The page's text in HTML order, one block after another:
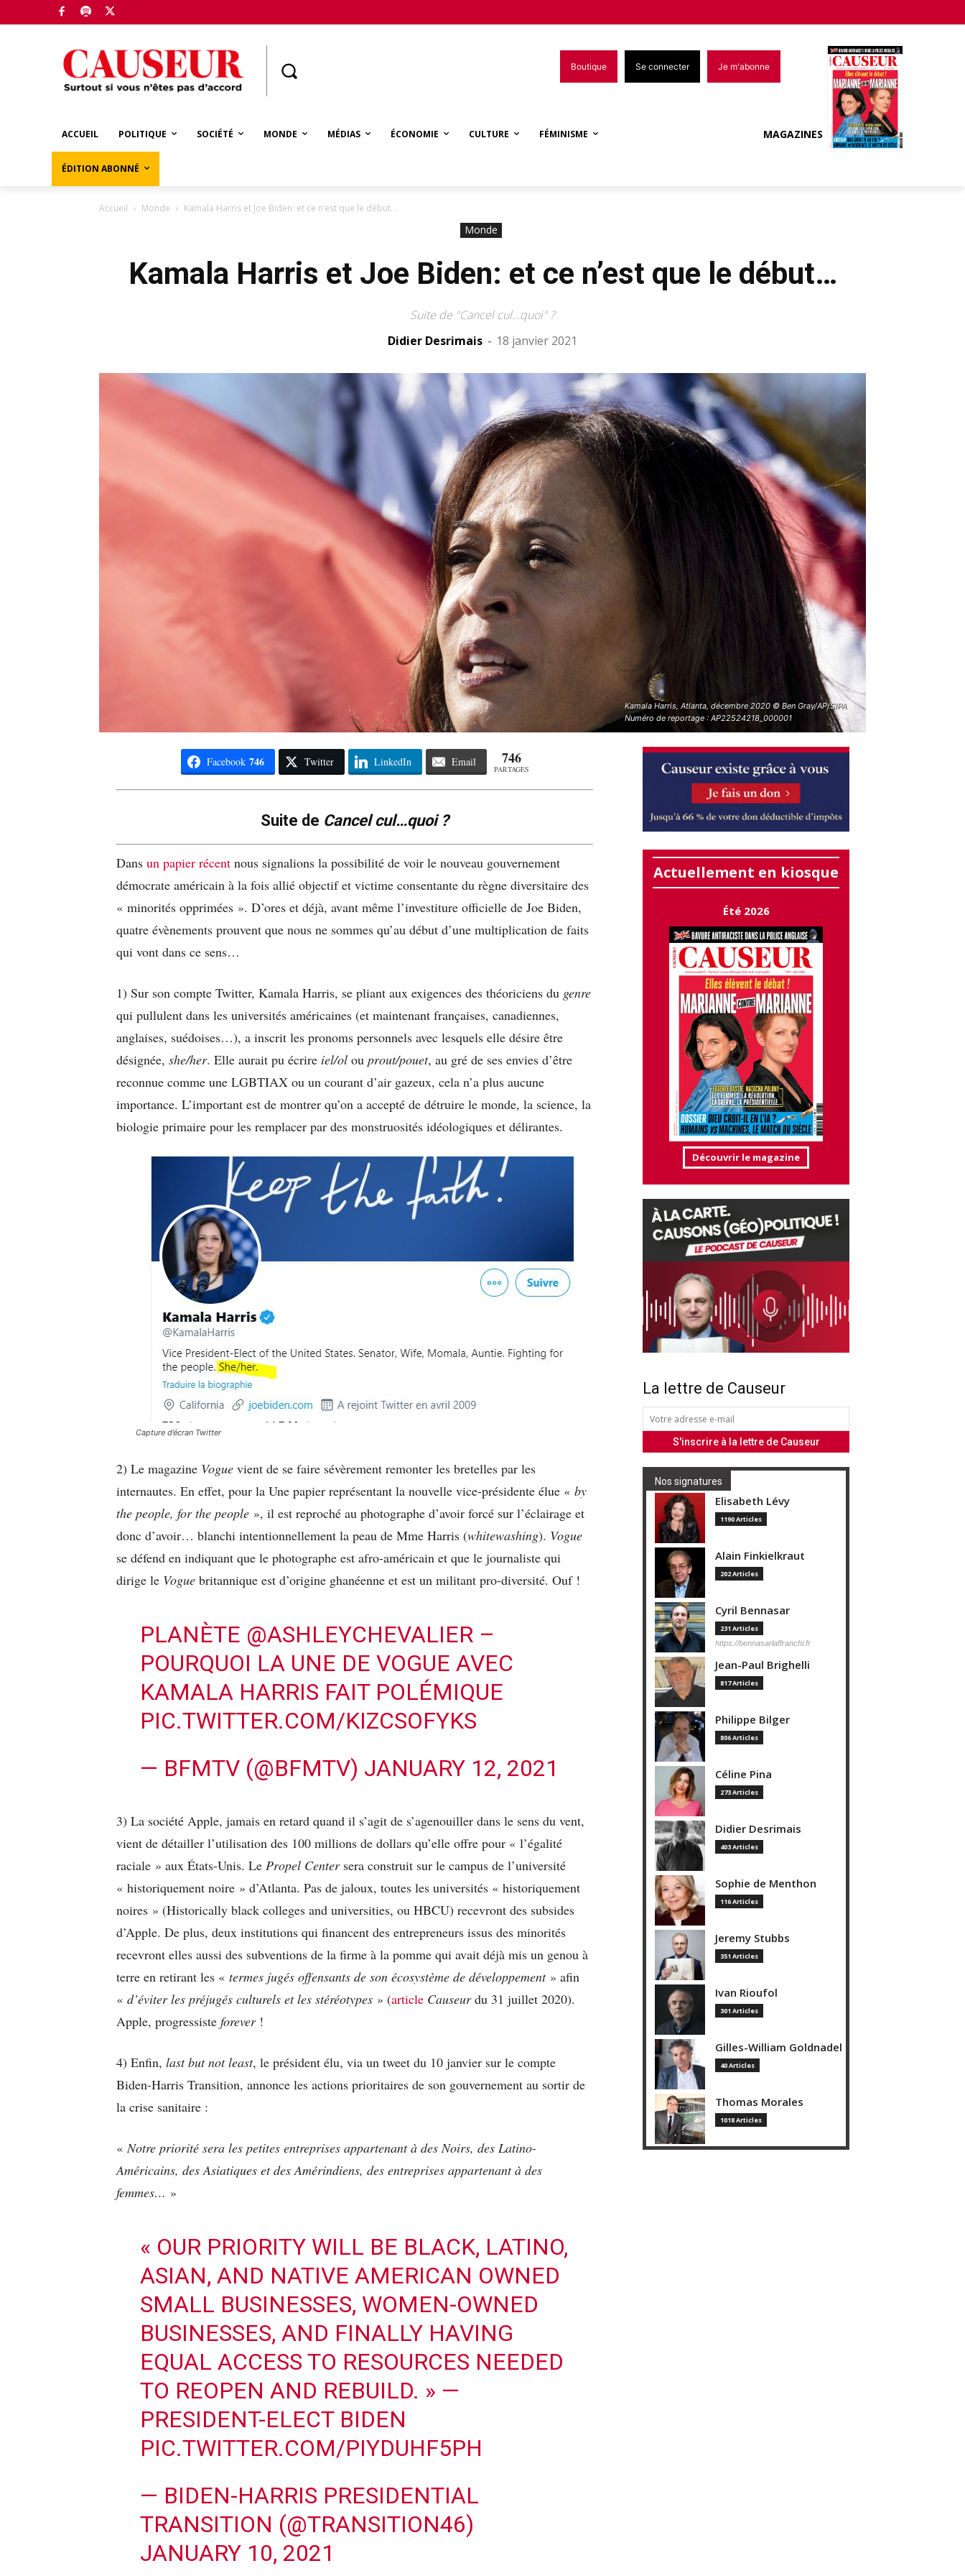
Boutique Se connecter Je m'abonne
ACCUEIL POLITIQUE SOCIÉTÉ MONDE MÉDIAS ÉCONOMIE CULTURE FÉMINISME
ÉDITION ABONNÉ
MAGAZINES
Accueil Monde Kamala Harris et Joe Biden: et ce n’est que le début…
Monde
Kamala Harris et Joe Biden: et ce n’est que le début…
Suite de "Cancel cul…quoi" ?
Didier Desrimais - 18 janvier 2021
Kamala Harris, Atlanta, décembre 2020 © Ben Gray/AP/SIPA
Numéro de reportage : AP22524218_000001
Facebook 746 Twitter LinkedIn Email 746
PARTAGES
Suite de Cancel cul…quoi ?
Dans un papier récent nous signalions la possibilité de voir le nouveau gouvernement
démocrate américain à la fois allié objectif et victime consentante du règne diversitaire des
« minorités opprimées ». D’ores et déjà, avant même l’investiture officielle de Joe Biden,
quatre évènements prouvent que nous ne sommes qu’au début d’une multiplication de faits
qui vont dans ce sens…
1) Sur son compte Twitter, Kamala Harris, se pliant aux exigences des théoriciens du genre
qui pullulent dans les universités américaines (et maintenant françaises, canadiennes,
anglaises, suédoises…), a inscrit les pronoms personnels avec lesquels elle désire être
désignée, she/her. Elle aurait pu écrire iel/ol ou prout/pouet, au gré de ses envies d’être
reconnue comme une LGBTIAX ou un courant d’air gazeux, cela n’a plus aucune
importance. L’important est de montrer qu’on a accepté de détruire le monde, la science, la
biologie primaire pour les remplacer par des monstruosités idéologiques et délirantes.
Capture d’écran Twitter
2) Le magazine Vogue vient de se faire sévèrement remonter les bretelles par les
internautes. En effet, pour la Une papier représentant la nouvelle vice-présidente élue « by
the people, for the people », il est reproché au photographe d’avoir forcé sur l’éclairage et
donc d’avoir… blanchi intentionnellement la peau de Mme Harris (whitewashing). Vogue
se défend en indiquant que le photographe est afro-américain et que le journaliste qui
dirige le Vogue britannique est d’origine ghanéenne et est un militant pro-diversité. Ouf !
PLANÈTE @ASHLEYCHEVALIER –
POURQUOI LA UNE DE VOGUE AVEC
KAMALA HARRIS FAIT POLÉMIQUE
PIC.TWITTER.COM/KIZCSOFYKS
— BFMTV (@BFMTV) JANUARY 12, 2021
3) La société Apple, jamais en retard quand il s’agit de s’agenouiller dans le sens du vent,
vient de détailler l’utilisation des 100 millions de dollars qu’elle offre pour « l’égalité
raciale » aux États-Unis. Le Propel Centersera construit sur le campus de l’université
« historiquement noire » d’Atlanta. Pas de jaloux, toutes les universités « historiquement
noires » (Historically black colleges and universities, ou HBCU) recevront des subsides
d’Apple. De plus, deux institutions qui financent des entrepreneurs issus des minorités
recevront elles aussi des subventions de la firme à la pomme qui avait déjà mis un genou à
terre en retirant les « termes jugés offensants de son écosystème de développement » afin
« d’éviter les préjugés culturels et les stéréotypes » (article Causeurdu 31 juillet 2020).
Apple, progressiste forever !
4) Enfin, last but not least, le président élu, via un tweet du 10 janvier sur le compte
Biden-Harris Transition, annonce les actions prioritaires de son gouvernement au sortir de
la crise sanitaire :
« Notre priorité sera les petites entreprises appartenant à des Noirs, des Latino-
Américains, des Asiatiques et des Amérindiens, des entreprises appartenant à des
femmes… »
« OUR PRIORITY WILL BE BLACK, LATINO,
ASIAN, AND NATIVE AMERICAN OWNED
SMALL BUSINESSES, WOMEN-OWNED
BUSINESSES, AND FINALLY HAVING
EQUAL ACCESS TO RESOURCES NEEDED
TO REOPEN AND REBUILD. » —
PRESIDENT-ELECT BIDEN
PIC.TWITTER.COM/PIYDUHF5PH
— BIDEN-HARRIS PRESIDENTIAL
TRANSITION (@TRANSITION46)
JANUARY 10, 2021
Actuellement en kiosque
Été 2026
Découvrir le magazine
La lettre de Causeur
Nos signatures
Elisabeth Lévy
1190 Articles
Alain Finkielkraut
202 Articles
Cyril Bennasar
231 Articles
https://bennasarlaffranchi.fr
Jean-Paul Brighelli
817 Articles
Philippe Bilger
806 Articles
Céline Pina
273 Articles
Didier Desrimais
403 Articles
Sophie de Menthon
116 Articles
Jeremy Stubbs
351 Articles
Ivan Rioufol
301 Articles
Gilles-William Goldnadel
40 Articles
Thomas Morales
1018 Articles